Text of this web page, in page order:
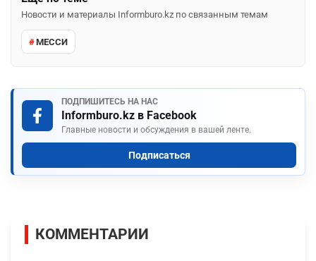
Новости и материалы Informburo.kz по связанным темам
МЕССИ
ПОДПИШИТЕСЬ НА НАС
Informburo.kz в Facebook
Главные новости и обсуждения в вашей ленте.
Подписаться
КОММЕНТАРИИ